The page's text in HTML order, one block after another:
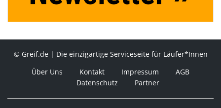
© Greif.de | Die einzigartige Serviceseite für Läufer*Innen
Über Uns
Kontakt Impressum
AGB
Datenschutz
Partner